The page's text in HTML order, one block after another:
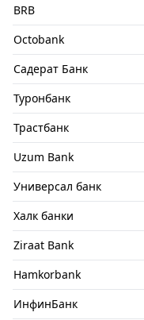
BRB
Octobank
Садерат Банк
Туронбанк
Трастбанк
Uzum Bank
Универсал банк
Халк банки
Ziraat Bank
Hamkorbank
ИнфинБанк